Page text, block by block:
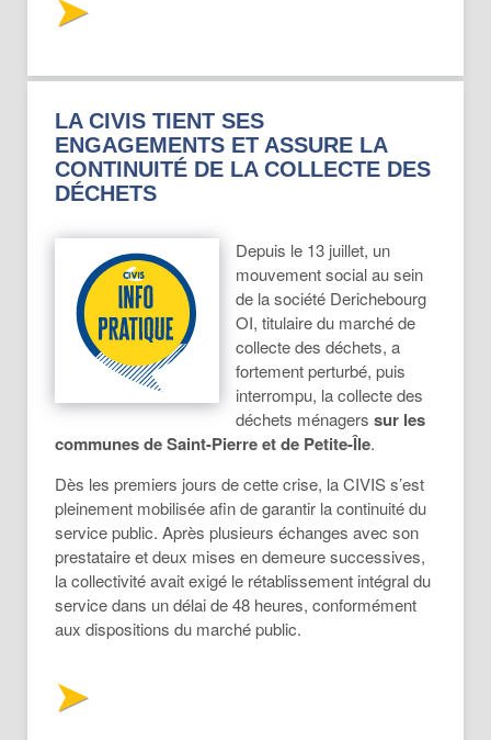
LA CIVIS TIENT SES
ENGAGEMENTS ET ASSURE LA
CONTINUITÉ DE LA COLLECTE DES
DÉCHETS
Depuis le 13 juillet, un
mouvement social au sein
de la société Derichebourg
OI, titulaire du marché de
collecte des déchets, a
fortement perturbé, puis
interrompu, la collecte des
déchets ménagers sur les
communes de Saint-Pierre et de Petite-Île.
Dès les premiers jours de cette crise, la CIVIS s’est
pleinement mobilisée afin de garantir la continuité du
service public. Après plusieurs échanges avec son
prestataire et deux mises en demeure successives,
la collectivité avait exigé le rétablissement intégral du
service dans un délai de 48 heures, conformément
aux dispositions du marché public.